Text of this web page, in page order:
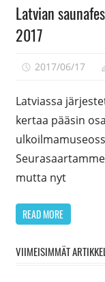
Latvian
2017
2017/06/17
Latviassa
kertaa pääsin
mutta nyt
READ MORE
VIIMEISIMMÄT